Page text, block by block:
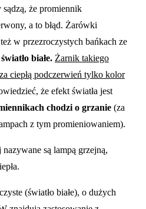
że promiennik
a to błąd. Żarówki
w przezroczystych bańkach ze
białe. Żarnik takiego
ciepłą podczerwień tylko kolor
że efekt światła jest
chodzi o grzanie (za
z tym promieniowaniem).
są lampą grzejną,
(światło białe), o dużych